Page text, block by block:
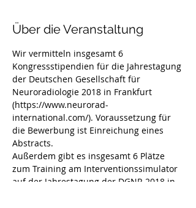
Über die Veranstaltung
Wir vermitteln insgesamt 6
Kongressstipendien für die Jahrestagung
der Deutschen Gesellschaft für
Neuroradiologie 2018 in Frankfurt
(https://www.neurorad-
international.com/). Voraussetzung für
die Bewerbung ist Einreichung eines
Abstracts.
Außerdem gibt es insgesamt 6 Plätze
zum Training am Interventionssimulator
auf der Jahrestagung der DGNR 2018 in